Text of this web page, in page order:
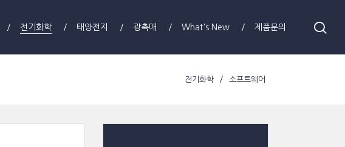
전기화학 태양전지 광촉매 What's New 제품문의
전기화학 소프트웨어